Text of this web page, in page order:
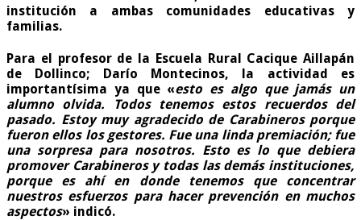
institución a ambas comunidades educativas y
familias.
Para el profesor de la Escuela Rural Cacique Aillapán
de Dollinco; Darío Montecinos, la actividad es
importantísima ya que «esto es algo que jamás un
alumno olvida. Todos tenemos estos recuerdos del
pasado. Estoy muy agradecido de Carabineros porque
fueron ellos los gestores. Fue una linda premiación; fue
una sorpresa para nosotros. Esto es lo que debiera
promover Carabineros y todas las demás instituciones,
porque es ahí en donde tenemos que concentrar
nuestros esfuerzos para hacer prevención en muchos
aspectos» indicó.